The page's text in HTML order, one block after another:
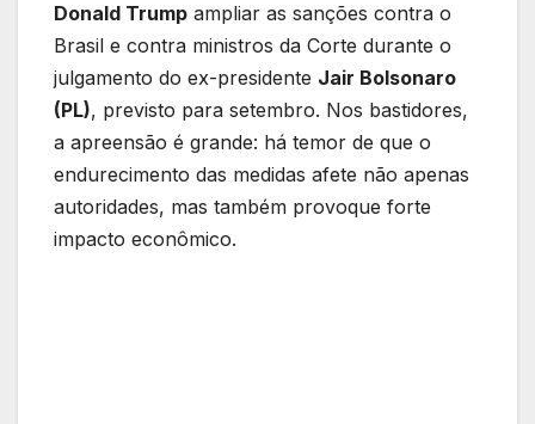
Donald Trump ampliar as sanções contra o
Brasil e contra ministros da Corte durante o
julgamento do ex-presidente Jair Bolsonaro
(PL), previsto para setembro. Nos bastidores,
a apreensão é grande: há temor de que o
endurecimento das medidas afete não apenas
autoridades, mas também provoque forte
impacto econômico.